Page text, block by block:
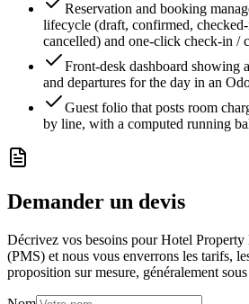
Reservation and booking
lifecycle (draft, confirmed,
cancelled) and one-click check-in /
Front-desk dashboard showing
and departures for the day in an
Guest folio that posts room
by line, with a computed running
Demander un devis
Décrivez vos besoins pour Hotel Property
(PMS) et nous vous enverrons les tarifs,
proposition sur mesure, généralement